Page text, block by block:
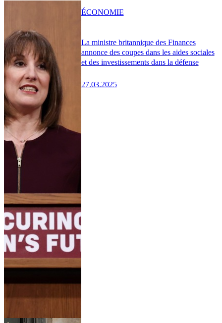
La ministre britannique des Finances
annonce des coupes dans les aides sociales
et des investissements dans la défense
27.03.2025
ÉCONOMIE